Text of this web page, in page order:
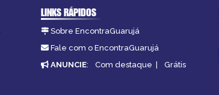
LINKS RÁPIDOS
Sobre EncontraGuarujá
Fale com o EncontraGuarujá
ANUNCIE: Com destaque | Grátis